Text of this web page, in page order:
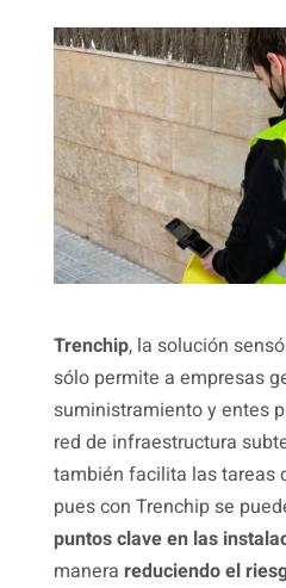
Trenchip, la solución
sólo permite a empresas
suministramiento y entes
red de infraestructura
también facilita las tareas
pues con Trenchip se
puntos clave en las
manera reduciendo el